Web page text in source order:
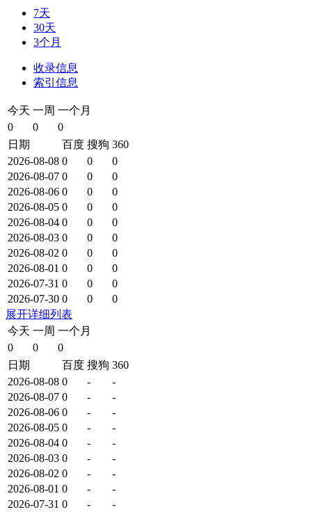
7天
30天
3个月
收录信息
索引信息
今天 一周 一个月
0
0
0
日期
百度 搜狗 360
2026-08-08 0 0
0
2026-08-07 0 0
0
2026-08-06 0 0
0
2026-08-05 0 0
0
2026-08-04 0 0
0
2026-08-03 0 0
0
2026-08-02 0 0
0
2026-08-01 0 0
0
2026-07-31 0 0
0
2026-07-30 0 0
0
展开详细列表
今天 一周 一个月
0
0
0
日期
百度 搜狗 360
2026-08-08 0 -
-
2026-08-07 0 -
-
2026-08-06 0 -
-
2026-08-05 0 -
-
2026-08-04 0 -
-
2026-08-03 0 -
-
2026-08-02 0 -
-
2026-08-01 0 -
-
2026-07-31 0 -
-